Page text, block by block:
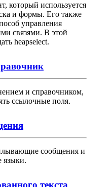
который используется
и формы. Его также
управления
связями. В этой
heapselect.
и справочником,
ссылочные поля.
сообщения и
языки.
текста